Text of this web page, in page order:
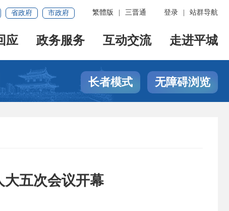
登录 站群导航
繁體版 三晋通
省政府 市政府
应 政务服务 互动交流 走进平城
长者模式 无障碍浏览
五次会议开幕